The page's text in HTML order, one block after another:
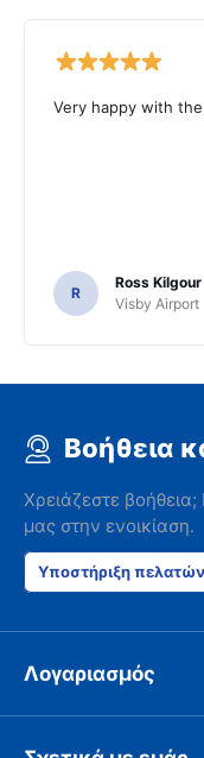
Very happy with
R
Ross Kilgour
Visby Airport
Βοήθεια
Χρειάζεστε βοήθεια;
μας στην ενοικίαση.
Υποστήριξη πελατών
Λογαριασμός